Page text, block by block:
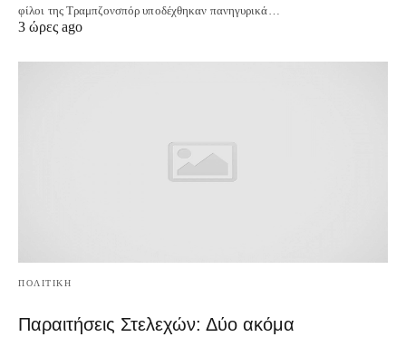
φίλοι της Τραμπζονσπόρ υποδέχθηκαν πανηγυρικά…
3 ώρες ago
ΠΟΛΙΤΙΚΗ
Παραιτήσεις Στελεχών: Δύο ακόμα